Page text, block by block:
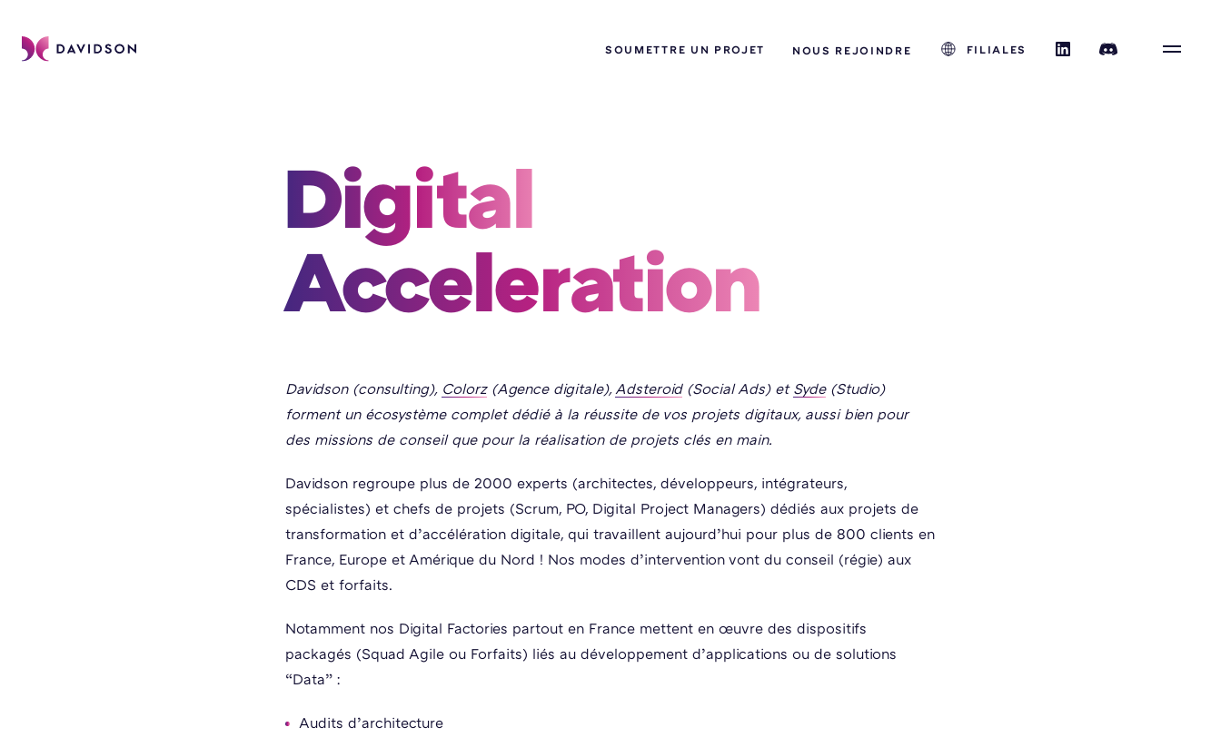
SOUMETTRE UN PROJET NOUS REJOINDRE FILIALES
Digital
Acceleration
Davidson (consulting), Colorz(Agence digitale),Adsteroid(Social Ads) et Syde(Studio)
forment un écosystème complet dédié à la réussite de vos projets digitaux, aussi bien pour
des missions de conseil que pour la réalisation de projets clés en main.
Davidson regroupe plus de 2000 experts (architectes, développeurs, intégrateurs,
spécialistes) et chefs de projets (Scrum, PO, Digital Project Managers) dédiés aux projets de
transformation et d’accélération digitale, qui travaillent aujourd’hui pour plus de 800 clients en
France, Europe et Amérique du Nord ! Nos modes d’intervention vont du conseil (régie) aux
CDS et forfaits.
Notamment nos Digital Factories partout en France mettent en œuvre des dispositifs
packagés (Squad Agile ou Forfaits) liés au développement d’applications ou de solutions
“Data” :
Audits d’architecture